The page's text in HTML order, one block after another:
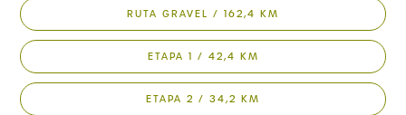
RUTA GRAVEL / 162,4 KM
ETAPA 1 / 42,4 KM
ETAPA 2 / 34,2 KM